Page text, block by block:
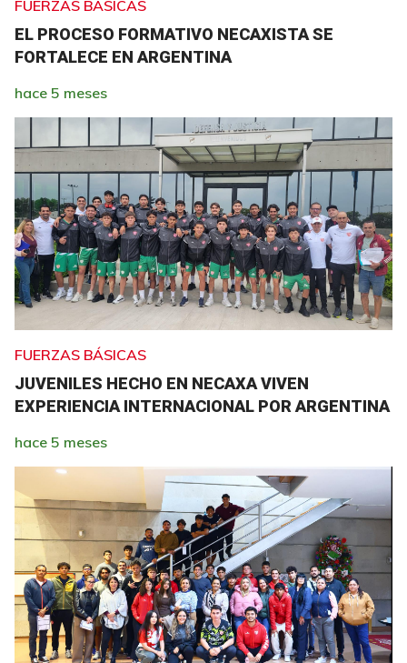
FUERZAS BÁSICAS
EL PROCESO FORMATIVO NECAXISTA SE
FORTALECE EN ARGENTINA
hace 5 meses
FUERZAS BÁSICAS
JUVENILES HECHO EN NECAXA VIVEN
EXPERIENCIA INTERNACIONAL POR ARGENTINA
hace 5 meses